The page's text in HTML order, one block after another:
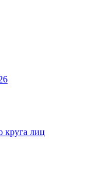
круга лиц